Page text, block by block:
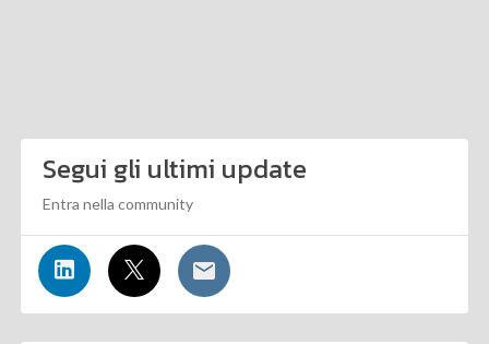
Segui gli ultimi update
Entra nella community